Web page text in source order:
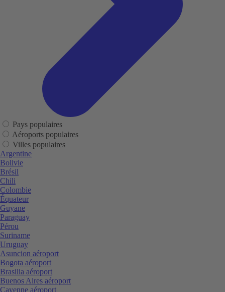
Pays populaires
Aéroports populaires
Villes populaires
Argentine
Bolivie
Brésil
Chili
Colombie
Équateur
Guyane
Paraguay
Pérou
Suriname
Uruguay
Asuncion aéroport
Bogota aéroport
Brasilia aéroport
Buenos Aires aéroport
Cayenne aéroport